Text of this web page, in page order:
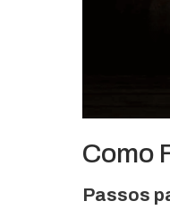
Como
Passos